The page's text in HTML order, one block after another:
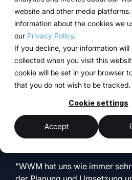
website and other media
information about the cookies we
our Privacy Policy.
If you decline, your information will
collected when you visit this
cookie will be set in your browser
that you do not wish to be tracked.
Cookie settings
Accept
Das System
Planung,
und
zentrales System.
Für
ihre
standardisieren
skalierbar steuern
wollen.
ein System
Einzellösungen
klare Abläufe
alle Events
volle
Buchung
Logistik
Analytics
Projektmanagement
bis zur
greifen alle
Funktionen
und folgen einer
Struktur.
zentrale
(myWWM)
modulare
Messestände
integrierte
Daten für
Procurement
ExpoCloud
an Teams, die
regelmäßig an
teilnehmen und
Prozesse
strukturieren
weniger
mehr
verschiedenen
Branchen
Events effizient,
skalierbar und
strukturiert mit
ExpoCloud.
Logistik-Flatrate
Skalierbarkeit
Nachhaltigkeit
Technologie & Plattform
Blog
ExpoCloud
verbindet
Messebau
Logistik,
entwickelt
betrieben
der WWM
Gruppe.
"WWM hat uns wie immer